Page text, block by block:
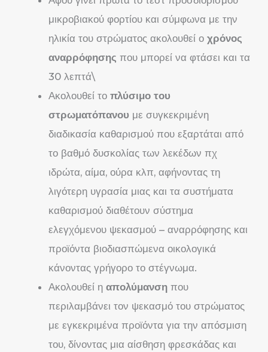
μικροβιακού φορτίου και σύμφωνα με την
ηλικία του στρώματος ακολουθεί ο χρόνος
αναρρόφησης που μπορεί να φτάσει και τα
30 λεπτά\
Ακολουθεί το πλύσιμο του
στρωματόπανου με συγκεκριμένη
διαδικασία καθαρισμού που εξαρτάται από
το βαθμό δυσκολίας των λεκέδων πχ
ιδρώτα, αίμα, ούρα κλπ, αφήνοντας τη
λιγότερη υγρασία μιας και τα συστήματα
καθαρισμού διαθέτουν σύστημα
ελεγχόμενου ψεκασμού – αναρρόφησης και
προϊόντα βιοδιασπώμενα οικολογικά
κάνοντας γρήγορο το στέγνωμα.
Ακολουθεί η απολύμανση που
περιλαμβάνει τον ψεκασμό του στρώματος
με εγκεκριμένα προϊόντα για την απόσμιση
του, δίνοντας μια αίσθηση φρεσκάδας και